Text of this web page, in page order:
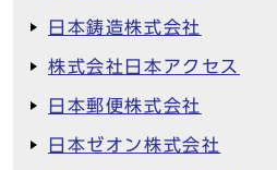
日本鋳造株式会社
株式会社日本アクセス
日本郵便株式会社
日本ゼオン株式会社